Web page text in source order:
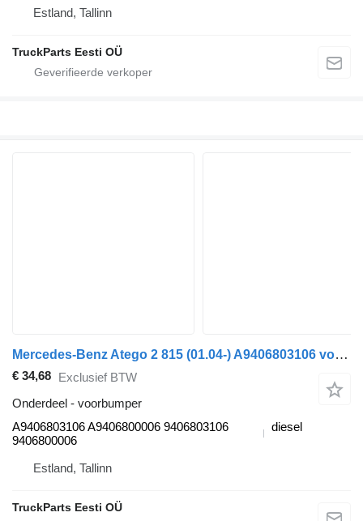
Estland, Tallinn
TruckParts Eesti OÜ
Mercedes-Benz Atego 2 815 (01.04-) A9406803106 voorbumper voor Mercedes-Benz Atego, Atego 2, Atego 3 (1996-) vrachtwagen
€ 34,68 Exclusief BTW
Onderdeel - voorbumper
A9406803106 A9406800006 9406803106
9406800006
diesel
Estland, Tallinn
TruckParts Eesti OÜ